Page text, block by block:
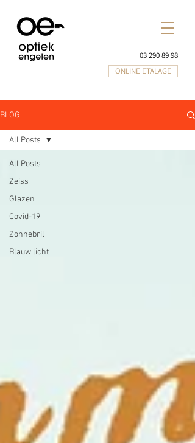
03 290 89 98
ONLINE ETALAGE
BLOG
All Posts
Zeiss
Glazen
Covid-19
Zonnebril
Blauw licht
All Posts